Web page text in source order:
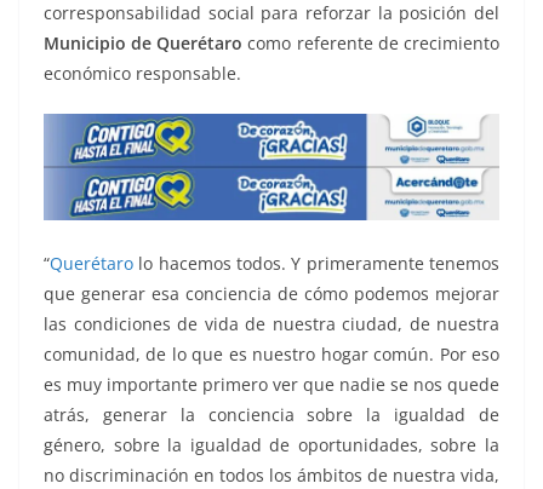
corresponsabilidad social para reforzar la posición del
Municipio de Querétaro como referente de crecimiento
económico responsable.
“Querétaro lo hacemos todos. Y primeramente tenemos
que generar esa conciencia de cómo podemos mejorar
las condiciones de vida de nuestra ciudad, de nuestra
comunidad, de lo que es nuestro hogar común. Por eso
es muy importante primero ver que nadie se nos quede
atrás, generar la conciencia sobre la igualdad de
género, sobre la igualdad de oportunidades, sobre la
no discriminación en todos los ámbitos de nuestra vida,